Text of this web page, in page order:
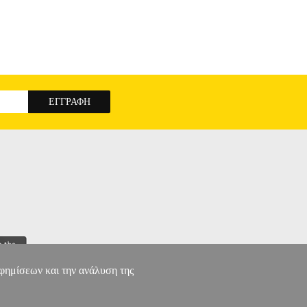
και την ανάλυση της